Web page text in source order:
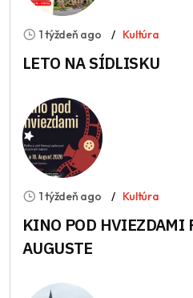
1 týždeň ago Kultúra
LETO NA SÍDLISKU
1 týždeň ago Kultúra
KINO POD HVIEZDAMI
AUGUSTE